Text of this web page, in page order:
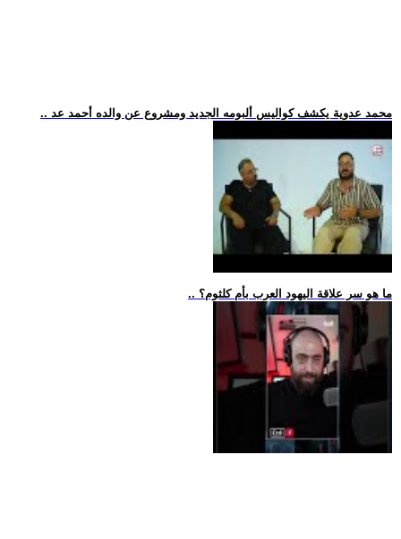
.. محمد عدوية يكشف كواليس ألبومه الجديد ومشروع عن والده أحمد عد
.. ما هو سر علاقة اليهود العرب بأم كلثوم؟